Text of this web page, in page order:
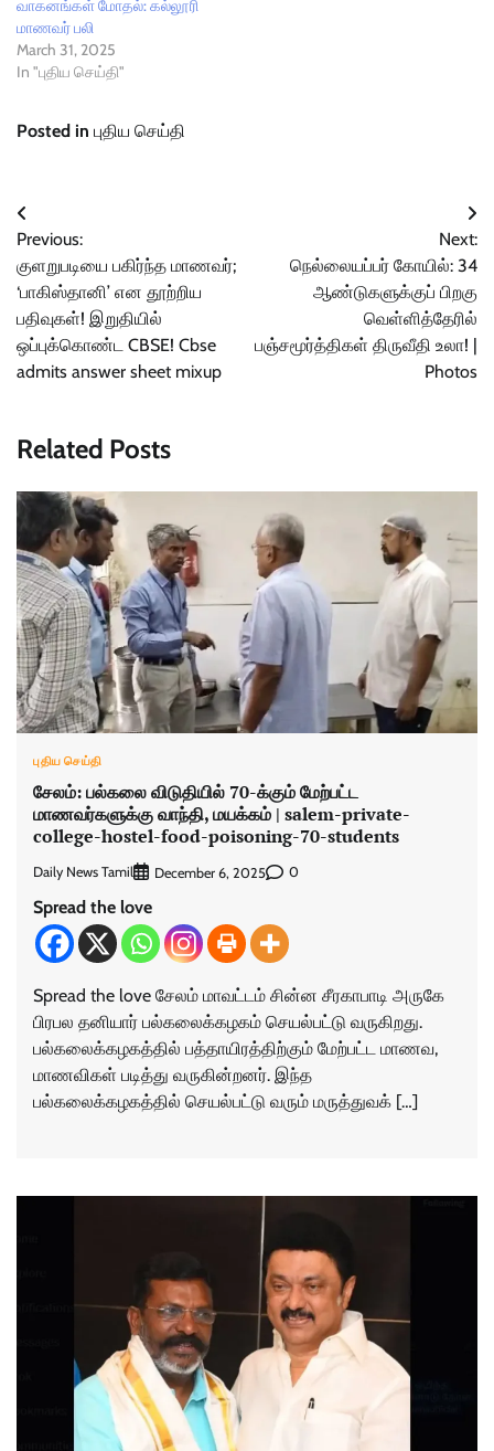
வாகனங்கள் மோதல்: கல்லூரி
மாணவர் பலி
March 31, 2025
In "புதிய செய்தி"
Posted in புதிய செய்தி
Post
navigation
Previous:
குளறுபடியை பகிர்ந்த மாணவர்;
‘பாகிஸ்தானி’ என தூற்றிய
பதிவுகள்! இறுதியில்
ஒப்புக்கொண்ட CBSE! Cbse
admits answer sheet mixup
Next:
நெல்லையப்பர் கோயில்: 34
ஆண்டுகளுக்குப் பிறகு
வெள்ளித்தேரில்
பஞ்சமூர்த்திகள் திருவீதி உலா! |
Photos
Related Posts
புதிய செய்தி
சேலம்: பல்கலை விடுதியில் 70-க்கும் மேற்பட்ட
மாணவர்களுக்கு வாந்தி, மயக்கம் | salem-private-
college-hostel-food-poisoning-70-students
Daily News Tamil December 6, 2025 0
Spread the love
Spread the love சேலம் மாவட்டம் சின்ன சீரகாபாடி அருகே
பிரபல தனியார் பல்கலைக்கழகம் செயல்பட்டு வருகிறது.
பல்கலைக்கழகத்தில் பத்தாயிரத்திற்கும் மேற்பட்ட மாணவ,
மாணவிகள் படித்து வருகின்றனர். இந்த
பல்கலைக்கழகத்தில் செயல்பட்டு வரும் மருத்துவக் […]